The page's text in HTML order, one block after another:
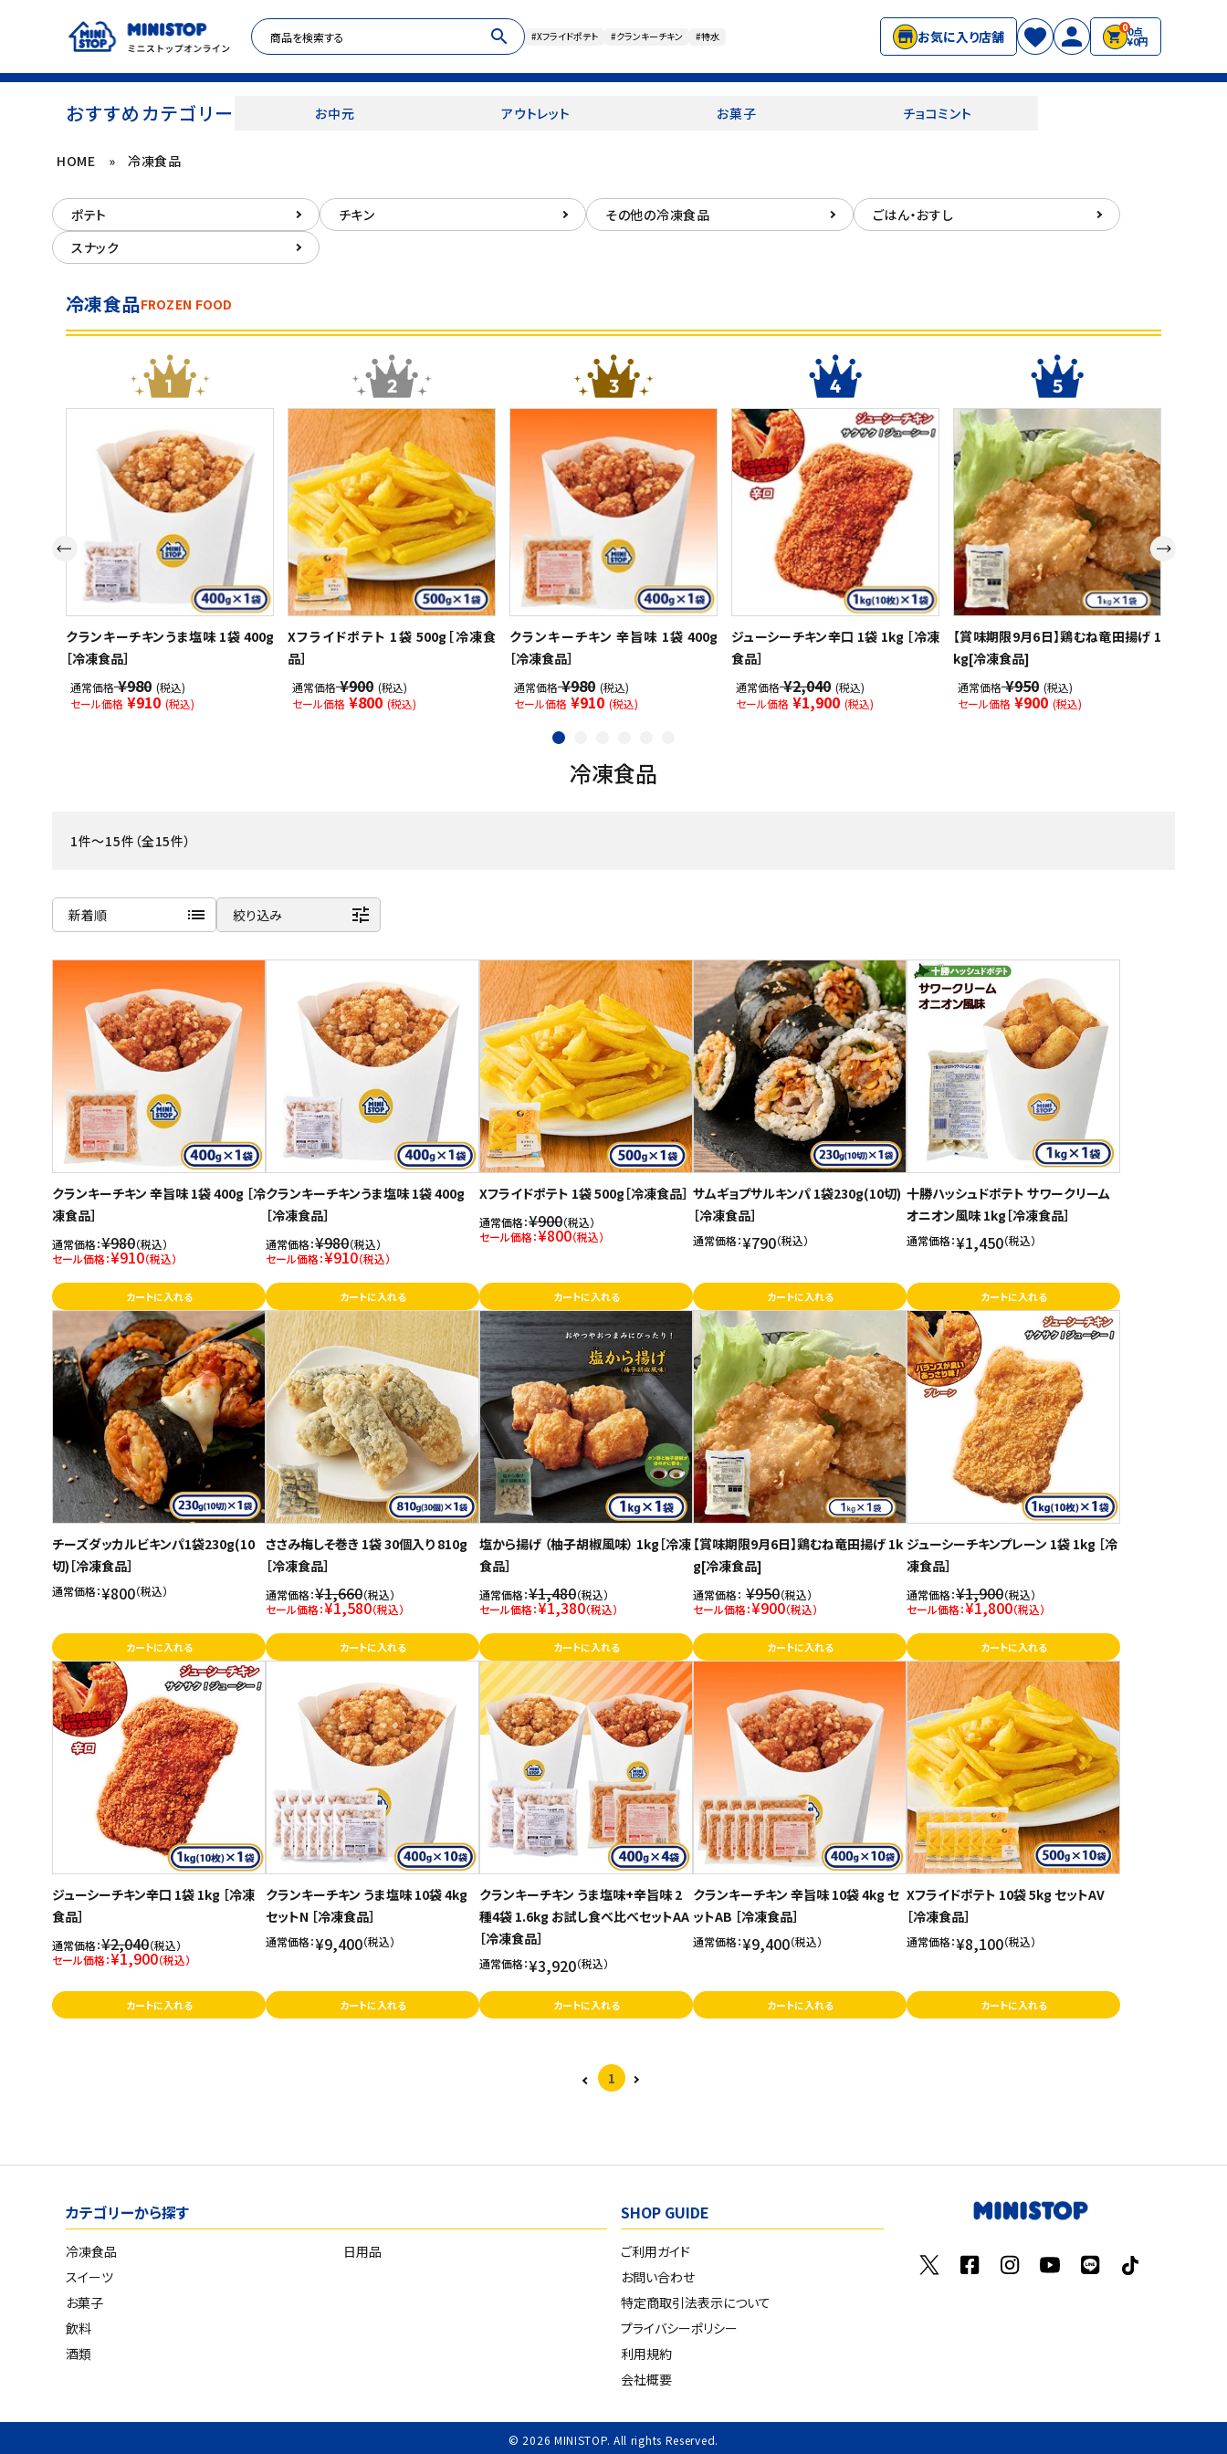
search #Xフライドポテト #クランキーチキン #特水 お気に入り店舗
00点
¥0円
おすすめカテゴリー お中元 アウトレット お菓子 チョコミント
ACCOUNT MENU
ログイン person 新規登録
スイーツ
酒類
日用品
ギフト
セール
お問い合わせ
特定商取引法表示について
プライバシーポリシー
HOME » 冷凍食品
ポテト チキン その他の冷凍食品
ごはん・おすし
スナック
冷凍食品FROZEN FOOD
クランキーチキンうま塩味 1袋 400g
［冷凍食品］
通常価格¥980 (税込)
セール価格 ¥910 (税込)
Xフライドポテト 1袋 500g［冷凍食
品］
通常価格¥900 (税込)
セール価格 ¥800 (税込)
クランキーチキン 辛旨味 1袋 400g
［冷凍食品］
通常価格¥980 (税込)
セール価格 ¥910 (税込)
ジューシーチキン辛口 1袋 1kg ［冷凍
食品］
通常価格¥2,040 (税込)
セール価格 ¥1,900 (税込)
【賞味期限9月6日】鶏むね竜田揚げ 1
kg[冷凍食品]
通常価格¥950 (税込)
セール価格 ¥900 (税込)
冷凍食品
1件～15件（全15件）
新着順 list
発売日順
価格が安い
価格が高い
絞り込み tune
クランキーチキン 辛旨味 1袋 400g ［冷
凍食品］
通常価格：¥980（税込）
セール価格：¥910（税込）
カートに入れる
クランキーチキンうま塩味 1袋 400g
［冷凍食品］
通常価格：¥980（税込）
セール価格：¥910（税込）
カートに入れる
Xフライドポテト 1袋 500g［冷凍食品］
通常価格：¥900（税込）
セール価格：¥800（税込）
カートに入れる
サムギョプサルキンパ 1袋230g(10切)
［冷凍食品］
通常価格：¥790（税込）
カートに入れる
十勝ハッシュドポテト サワークリーム
オニオン風味 1kg［冷凍食品］
通常価格：¥1,450（税込）
カートに入れる
チーズダッカルビキンパ1袋230g(10
切)［冷凍食品］
通常価格：¥800（税込）
カートに入れる
ささみ梅しそ巻き 1袋 30個入り 810g
［冷凍食品］
通常価格：¥1,660（税込）
セール価格：¥1,580（税込）
カートに入れる
塩から揚げ （柚子胡椒風味） 1kg［冷凍
食品］
通常価格：¥1,480（税込）
セール価格：¥1,380（税込）
カートに入れる
【賞味期限9月6日】鶏むね竜田揚げ 1k
g[冷凍食品]
通常価格： ¥950（税込）
セール価格：¥900（税込）
カートに入れる
ジューシーチキンプレーン 1袋 1kg ［冷
凍食品］
通常価格：¥1,900（税込）
セール価格：¥1,800（税込）
カートに入れる
ジューシーチキン辛口 1袋 1kg ［冷凍
食品］
通常価格：¥2,040（税込）
セール価格：¥1,900（税込）
カートに入れる
クランキーチキン うま塩味 10袋 4kg
セットN ［冷凍食品］
通常価格：¥9,400（税込）
カートに入れる
クランキーチキン うま塩味+辛旨味 2
種4袋 1.6kg お試し食べ比べセットAA
［冷凍食品］
通常価格：¥3,920（税込）
カートに入れる
クランキーチキン 辛旨味 10袋 4kg セ
ットAB ［冷凍食品］
通常価格：¥9,400（税込）
カートに入れる
Xフライドポテト 10袋 5kg セットAV
［冷凍食品］
通常価格：¥8,100（税込）
カートに入れる
1
カテゴリーから探す
冷凍食品
スイーツ
お菓子
飲料
酒類
日用品
SHOP GUIDE
ご利用ガイド
お問い合わせ
特定商取引法表示について
プライバシーポリシー
利用規約
会社概要
© 2026 MINISTOP. All rights Reserved.